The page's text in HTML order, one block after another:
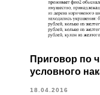
Приговор по
условного
18.04.2016